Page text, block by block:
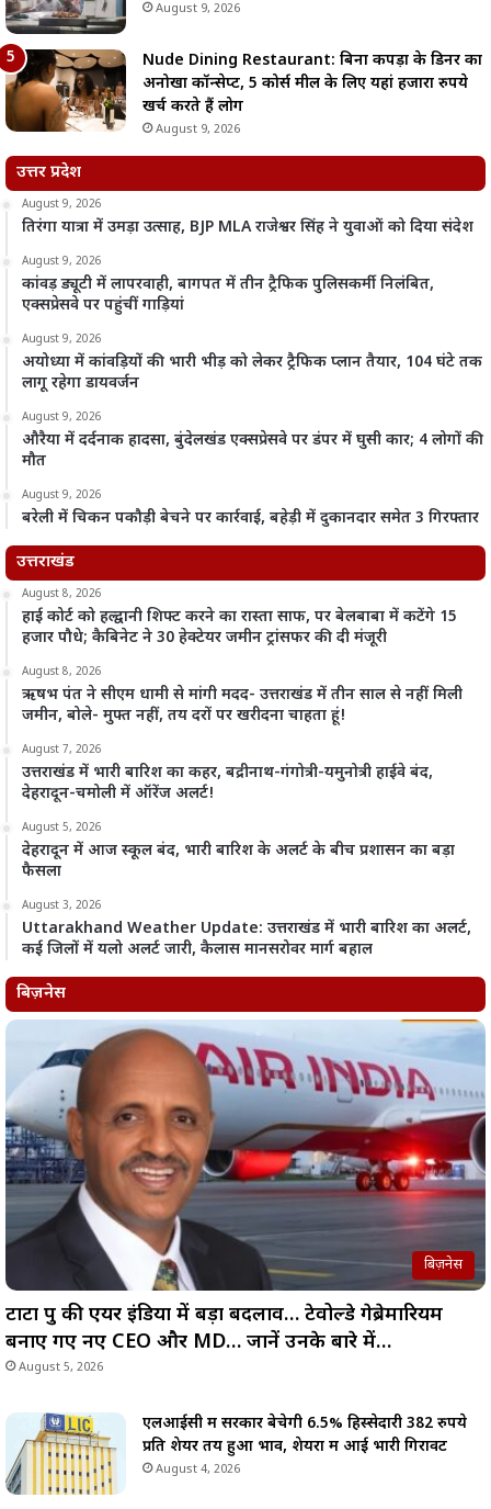
August 9, 2026
Nude Dining Restaurant: बिना कपड़ों के डिनर का
अनोखा कॉन्सेप्ट, 5 कोर्स मील के लिए यहां हजारों रुपये
खर्च करते हैं लोग
August 9, 2026
उत्तर प्रदेश
August 9, 2026
तिरंगा यात्रा में उमड़ा उत्साह, BJP MLA राजेश्वर सिंह ने युवाओं को दिया संदेश
August 9, 2026
कांवड़ ड्यूटी में लापरवाही, बागपत में तीन ट्रैफिक पुलिसकर्मी निलंबित,
एक्सप्रेसवे पर पहुंचीं गाड़ियां
August 9, 2026
अयोध्या में कांवड़ियों की भारी भीड़ को लेकर ट्रैफिक प्लान तैयार, 104 घंटे तक
लागू रहेगा डायवर्जन
August 9, 2026
औरैया में दर्दनाक हादसा, बुंदेलखंड एक्सप्रेसवे पर डंपर में घुसी कार; 4 लोगों की
मौत
August 9, 2026
बरेली में चिकन पकौड़ी बेचने पर कार्रवाई, बहेड़ी में दुकानदार समेत 3 गिरफ्तार
उत्तराखंड
August 8, 2026
हाई कोर्ट को हल्द्वानी शिफ्ट करने का रास्ता साफ, पर बेलबाबा में कटेंगे 15
हजार पौधे; कैबिनेट ने 30 हेक्टेयर जमीन ट्रांसफर की दी मंजूरी
August 8, 2026
ऋषभ पंत ने सीएम धामी से मांगी मदद- उत्तराखंड में तीन साल से नहीं मिली
जमीन, बोले- मुफ्त नहीं, तय दरों पर खरीदना चाहता हूं!
August 7, 2026
उत्तराखंड में भारी बारिश का कहर, बद्रीनाथ-गंगोत्री-यमुनोत्री हाईवे बंद,
देहरादून-चमोली में ऑरेंज अलर्ट!
August 5, 2026
देहरादून में आज स्कूल बंद, भारी बारिश के अलर्ट के बीच प्रशासन का बड़ा
फैसला
August 3, 2026
Uttarakhand Weather Update: उत्तराखंड में भारी बारिश का अलर्ट,
कई जिलों में यलो अलर्ट जारी, कैलास मानसरोवर मार्ग बहाल
बिज़नेस
बिज़नेस
टाटा ग्रुप की एयर इंडिया में बड़ा बदलाव… टेवोल्डे गेब्रेमारियम
बनाए गए नए CEO और MD… जानें उनके बारे में…
August 5, 2026
एलआईसी में सरकार बेचेगी 6.5% हिस्सेदारी 382 रुपये
प्रति शेयर तय हुआ भाव, शेयरों में आई भारी गिरावट
August 4, 2026